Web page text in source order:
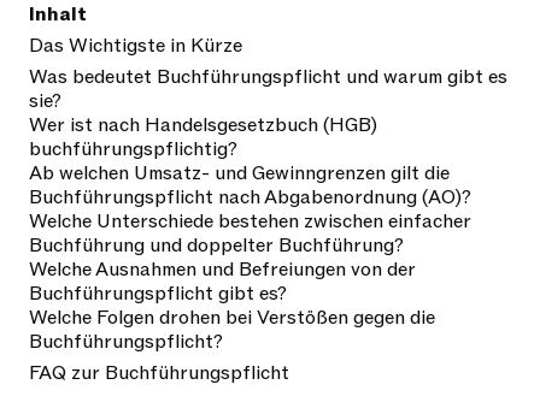
Inhalt
Das Wichtigste in Kürze
Was bedeutet Buchführungspflicht und warum gibt es
sie?
Wer ist nach Handelsgesetzbuch (HGB)
buchführungspflichtig?
Ab welchen Umsatz- und Gewinngrenzen gilt die
Buchführungspflicht nach Abgabenordnung (AO)?
Welche Unterschiede bestehen zwischen einfacher
Buchführung und doppelter Buchführung?
Welche Ausnahmen und Befreiungen von der
Buchführungspflicht gibt es?
Welche Folgen drohen bei Verstößen gegen die
Buchführungspflicht?
FAQ zur Buchführungspflicht